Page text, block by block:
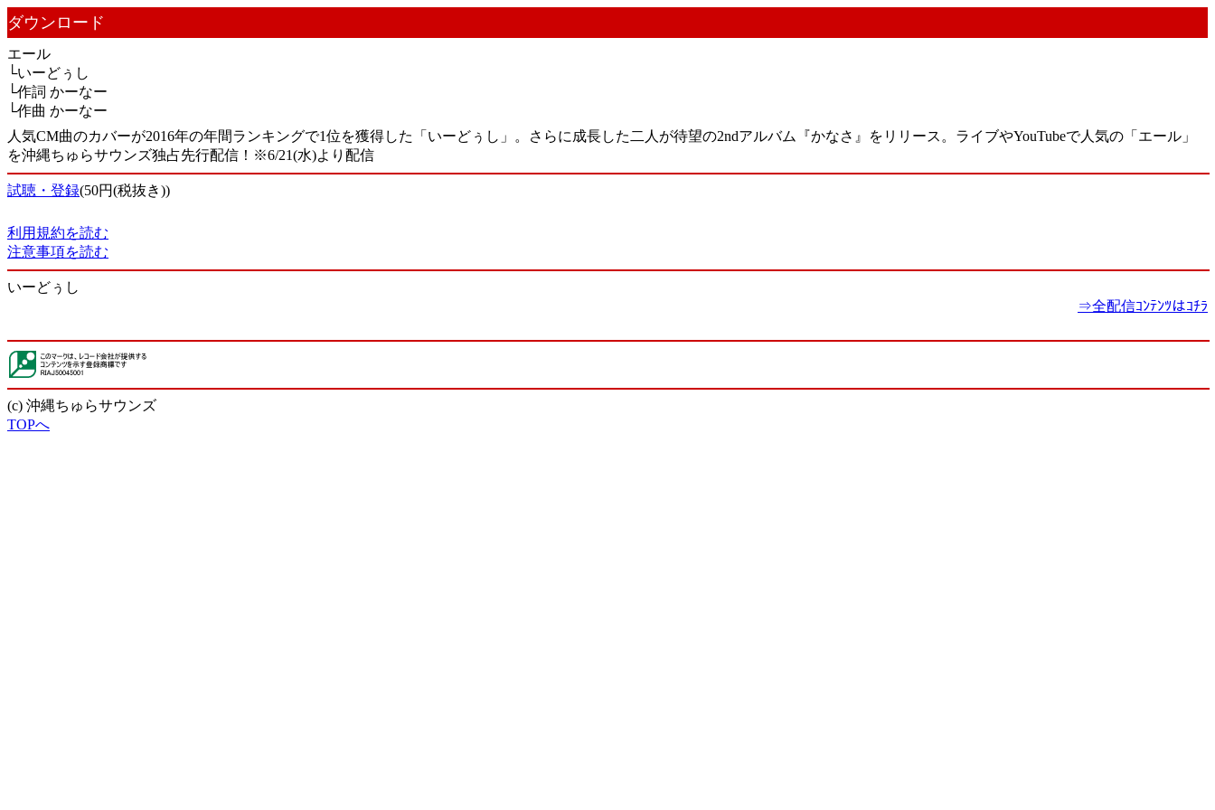
ダウンロード
エール
└いーどぅし
└作詞 かーなー
└作曲 かーなー
人気CM曲のカバーが2016年の年間ランキングで1位を獲得した「いーどぅし」。さらに成長した二人が待望の2ndアルバム『かなさ』をリリース。ライブやYouTubeで人気の「エール」
を沖縄ちゅらサウンズ独占先行配信！※6/21(水)より配信
試聴・登録(50円(税抜き))
利用規約を読む
注意事項を読む
いーどぅし
⇒全配信ｺﾝﾃﾝﾂはｺﾁﾗ
(c) 沖縄ちゅらサウンズ
TOPへ